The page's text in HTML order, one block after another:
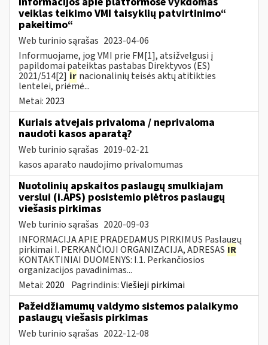
veiklas teikimo VMI taisyklių patvirtinimo“
pakeitimo“
Web turinio sąrašas 2023-04-06
Informuojame, jog VMI prie FM[1], atsižvelgusi į
papildomai pateiktas pastabas Direktyvos (ES)
2021/514[2] ir nacionalinių teisės aktų atitikties
lentelei, priėmė...
Metai: 2023
Kuriais atvejais privaloma / neprivaloma
naudoti kasos aparatą?
Web turinio sąrašas 2019-02-21
kasos aparato naudojimo privalomumas
Nuotolinių apskaitos paslaugų smulkiajam
verslui (i.APS) posistemio plėtros paslaugų
viešasis pirkimas
Web turinio sąrašas 2020-09-03
INFORMACIJA APIE PRADEDAMUS PIRKIMUS Paslaugų
pirkimai I. PERKANČIOJI ORGANIZACIJA, ADRESAS IR
KONTAKTINIAI DUOMENYS: I.1. Perkančiosios
organizacijos pavadinimas...
Metai: 2020 Pagrindinis:Viešieji pirkimai
Pažeidžiamumų valdymo sistemos palaikymo
paslaugų viešasis pirkimas
Web turinio sąrašas 2022-12-08